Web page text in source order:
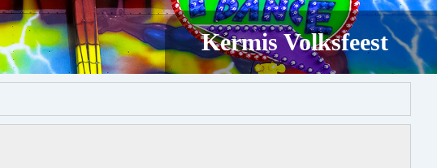
Kermis Volksfeest